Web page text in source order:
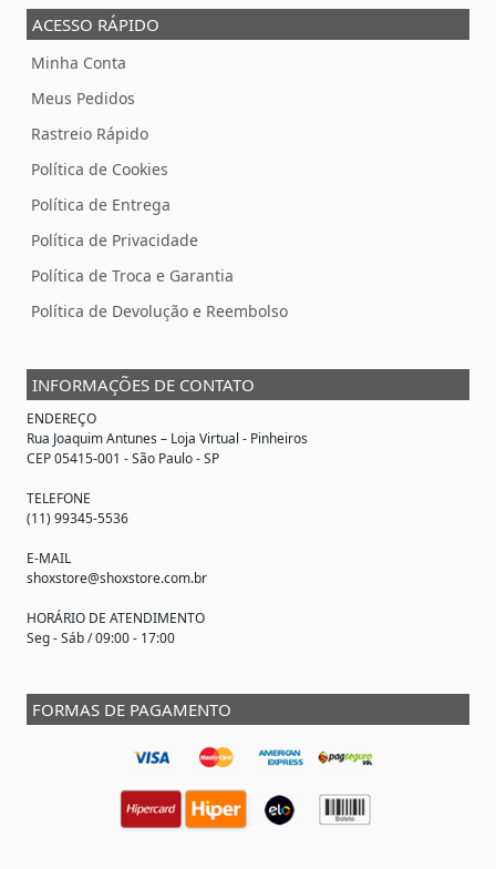
ACESSO RÁPIDO
Minha Conta
Meus Pedidos
Rastreio Rápido
Política de Cookies
Política de Entrega
Política de Privacidade
Política de Troca e Garantia
Política de Devolução e Reembolso
INFORMAÇÕES DE CONTATO
ENDEREÇO
Rua Joaquim Antunes – Loja Virtual - Pinheiros
CEP 05415-001 - São Paulo - SP
TELEFONE
(11) 99345-5536
E-MAIL
shoxstore@shoxstore.com.br
HORÁRIO DE ATENDIMENTO
Seg - Sáb / 09:00 - 17:00
FORMAS DE PAGAMENTO